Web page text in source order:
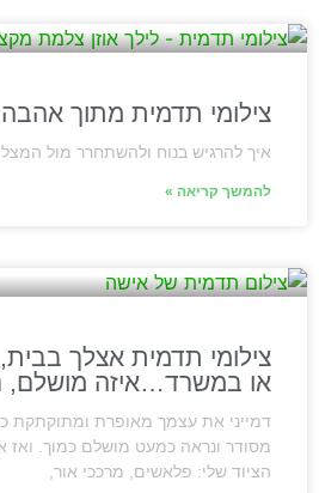
צילומי תדמית מתוך אהבה
איך להרגיש בנוח ולהשתחרר מול
להמשך קריאה »
צילומי תדמית אצלך
או במשרד…איזה מושלם,
דמייני את עצמך מאופרת ומתוקתקת
מסודר ונראה כמעט מושלם כמוך. ואז
הציוד שלי: פלאשים, מרככי אור,